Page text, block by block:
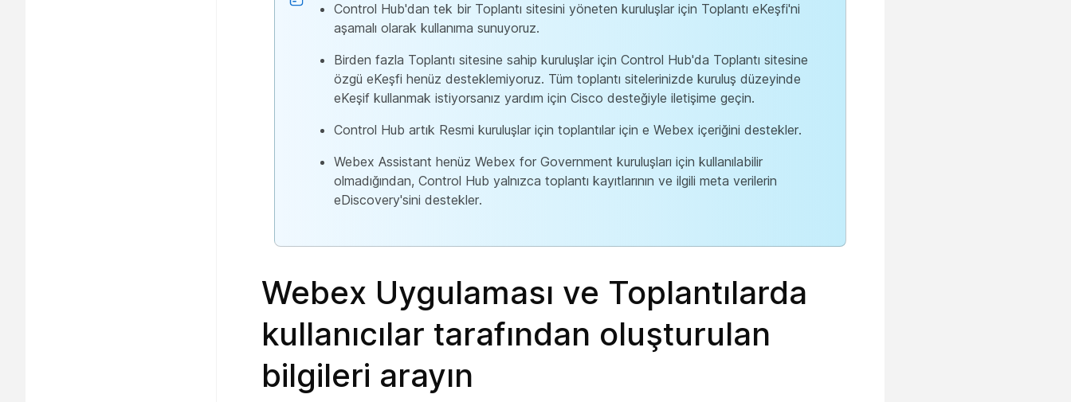
Control Hub'dan tek bir Toplantı sitesini yöneten kuruluşlar için Toplantı eKeşfi'ni
aşamalı olarak kullanıma sunuyoruz.
Birden fazla Toplantı sitesine sahip kuruluşlar için Control Hub'da Toplantı sitesine
özgü eKeşfi henüz desteklemiyoruz. Tüm toplantı sitelerinizde kuruluş düzeyinde
eKeşif kullanmak istiyorsanız yardım için Cisco desteğiyle iletişime geçin.
Control Hub artık Resmi kuruluşlar için toplantılar için e Webex içeriğini destekler.
Webex Assistant henüz Webex for Government kuruluşları için kullanılabilir
olmadığından, Control Hub yalnızca toplantı kayıtlarının ve ilgili meta verilerin
eDiscovery'sini destekler.
Webex Uygulaması ve Toplantılarda
kullanıcılar tarafından oluşturulan
bilgileri arayın